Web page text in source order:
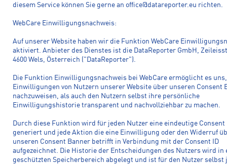
diesem Service können Sie gerne an office@datareporter.eu richten.
WebCare Einwilligungsnachweis:
Auf unserer Website haben wir die Funktion WebCare
aktiviert. Anbieter des Dienstes ist die DataReporter GmbH,
4600 Wels, Österreich ("DataReporter").
Die Funktion Einwilligungsnachweis bei WebCare ermöglicht es
Einwilligungen von Nutzern unserer Website über unseren Consent
nachzuweisen, als auch den Nutzern selbst ihre persönliche
Einwilligungshistorie transparent und nachvollziehbar zu machen.
Durch diese Funktion wird für jeden Nutzer eine eindeutige Consent
generiert und jede Aktion die eine Einwilligung oder den Widerruf
unseren Consent Banner betrifft in Verbindung mit der Consent ID
aufgezeichnet. Die Historie der Entscheidungen des Nutzers wird in
geschützten Speicherbereich abgelegt und ist für den Nutzer selbst